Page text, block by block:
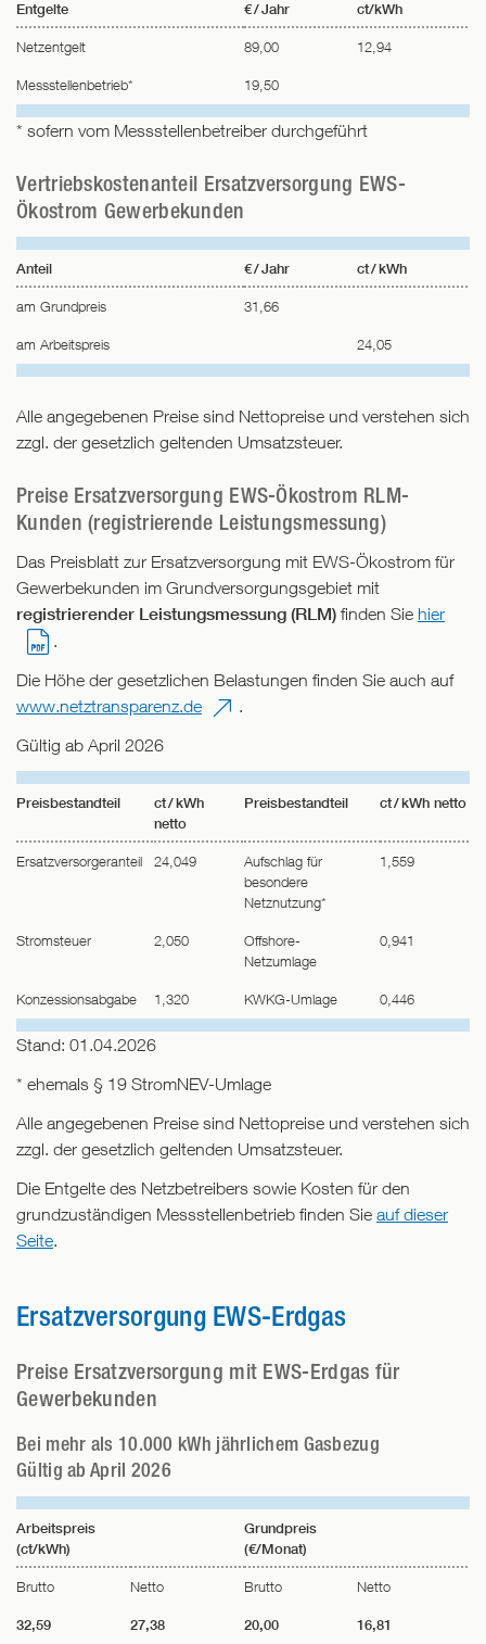
Entgelte € / Jahr ct/kWh
Netzentgelt 89,00 12,94
Messstellenbetrieb* 19,50
* sofern vom Messstellenbetreiber durchgeführt
Vertriebskostenanteil Ersatzversorgung EWS-
Ökostrom Gewerbekunden
Anteil € / Jahr ct / kWh
am Grundpreis 31,66
am Arbeitspreis 24,05
Alle angegebenen Preise sind Nettopreise und verstehen sich
zzgl. der gesetzlich geltenden Umsatzsteuer.
Preise Ersatzversorgung EWS-Ökostrom RLM-
Kunden (registrierende Leistungsmessung)
Das Preisblatt zur Ersatzversorgung mit EWS-Ökostrom für
Gewerbekunden im Grundversorgungsgebiet mit
registrierender Leistungsmessung (RLM) finden Sie hier
.
Die Höhe der gesetzlichen Belastungen finden Sie auch auf
www.netztransparenz.de
.
Gültig ab April 2026
Preisbestandteil
ct / kWh
netto
Preisbestandteil ct / kWh netto
Ersatzversorgeranteil 24,049
Aufschlag für
besondere
Netznutzung*
1,559
Stromsteuer 2,050
Offshore-
Netzumlage
0,941
Konzessionsabgabe 1,320 KWKG-Umlage 0,446
Stand: 01.04.2026
* ehemals § 19 StromNEV-Umlage
Alle angegebenen Preise sind Nettopreise und verstehen sich
zzgl. der gesetzlich geltenden Umsatzsteuer.
Die Entgelte des Netzbetreibers sowie Kosten für den
grundzuständigen Messstellenbetrieb finden Sie auf dieser
Seite.
Ersatzversorgung EWS-Erdgas
Preise Ersatzversorgung mit EWS-Erdgas für
Gewerbekunden
Bei mehr als 10.000 kWh jährlichem Gasbezug
Gültig ab April 2026
Arbeitspreis
(ct/kWh)
Grundpreis
(€/Monat)
Brutto Netto Brutto Netto
32,59 27,38 20,00 16,81